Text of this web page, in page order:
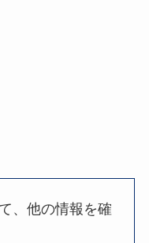
、他の情報を確